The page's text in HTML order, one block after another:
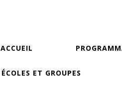
ACCUEIL
ÉCOLES ET GROUPES